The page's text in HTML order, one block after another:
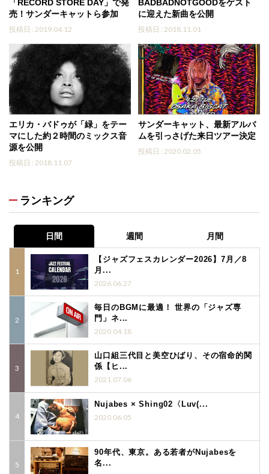
「RECORD STORE DAY」で発
売！サンダーキャットら参加
投稿日 : 2019.04.12
BADBADNOTGOODをゲスト
に迎えた新曲を公開
投稿日 : 2018.11.01
エリカ・バドゥが「緑」をテー
マにした約２時間のミックス音
源を公開
投稿日 : 2018.11.07
サンダーキャット、最新アルバ
ムを引っさげた来日ツアー決定
投稿日 : 2020.02.05
ランキング
日間 週間 月間
【ジャズフェスカレンダー2026】7月／8
月...
2026.06.27
毎日のBGMに最適！ 世界の「ジャズ専
門」ネ...
2020.04.18
山口組三代目と美空ひばり、その宿命的関
係【ヒ...
2021.07.06
Nujabes × Shing02〈Luv(...
2020.06.05
90年代、東京。ある若者がNujabesを
名...